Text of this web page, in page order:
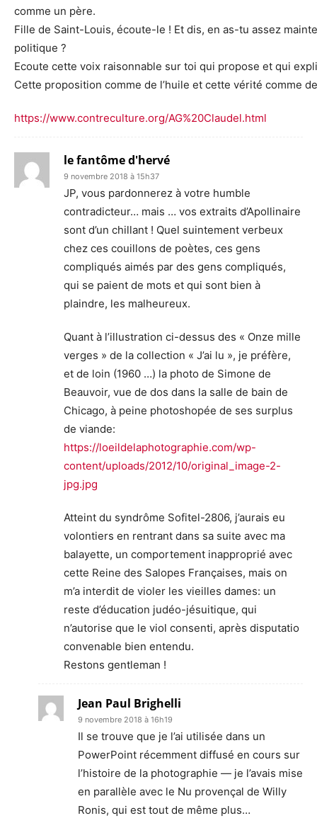
comme un père.
Fille de Saint-Louis, écoute-le ! Et dis, en as-tu assez
politique ?
Ecoute cette voix raisonnable sur toi qui propose et qui
Cette proposition comme de l’huile et cette vérité comme
https://www.contreculture.org/AG%20Claudel.html
le fantôme d'hervé
9 novembre 2018 à 15h37
JP, vous pardonnerez à votre humble
contradicteur… mais … vos extraits d’Apollinaire
sont d’un chillant ! Quel suintement verbeux
chez ces couillons de poètes, ces gens
compliqués aimés par des gens compliqués,
qui se paient de mots et qui sont bien à
plaindre, les malheureux.
Quant à l’illustration ci-dessus des « Onze mille
verges » de la collection « J’ai lu », je préfère,
et de loin (1960 …) la photo de Simone de
Beauvoir, vue de dos dans la salle de bain de
Chicago, à peine photoshopée de ses surplus
de viande:
https://loeildelaphotographie.com/wp-
content/uploads/2012/10/original_image-2-
jpg.jpg
Atteint du syndrôme Sofitel-2806, j’aurais eu
volontiers en rentrant dans sa suite avec ma
balayette, un comportement inapproprié avec
cette Reine des Salopes Françaises, mais on
m’a interdit de violer les vieilles dames: un
reste d’éducation judéo-jésuitique, qui
n’autorise que le viol consenti, après disputatio
convenable bien entendu.
Restons gentleman !
Jean Paul Brighelli
9 novembre 2018 à 16h19
Il se trouve que je l’ai utilisée dans un
PowerPoint récemment diffusé en cours sur
l’histoire de la photographie — je l’avais mise
en parallèle avec le Nu provençal de Willy
Ronis, qui est tout de même plus…